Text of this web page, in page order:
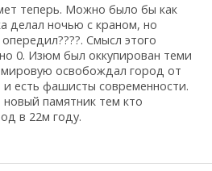
теперь. Можно было бы как
делал ночью с краном, но
Смысл этого
0. Изюм был оккупирован теми
освобождал город от
есть фашисты современности.
памятник тем кто
в 22м году.